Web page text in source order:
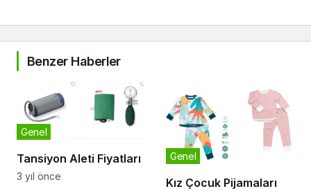
Benzer Haberler
Tansiyon Aleti Fiyatları
Genel
3 yıl önce Kız Çocuk Pijamaları
Genel